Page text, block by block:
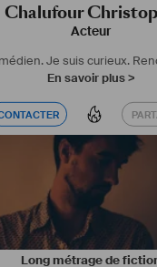
Chalufour
Acteur
Je suis curieux.
En savoir plus >
Long métrage de